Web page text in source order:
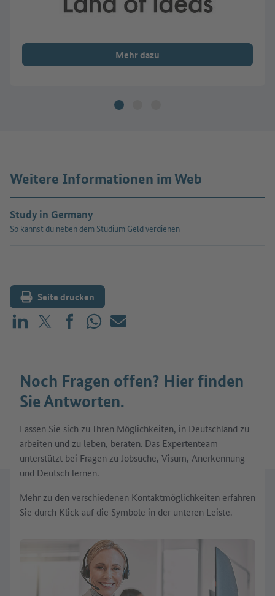
Mehr dazu
Weitere Informationen im Web
Study in Germany
So kannst du neben dem Studium Geld verdienen
Seite drucken
Teilen auf LinkedIn
Teilen auf X (vorher: Twitter)
Teilen auf Facebook
Teilen auf WhatsApp
Mailen
Noch Fragen offen? Hier finden
Sie Antworten.
Lassen Sie sich zu Ihren Möglichkeiten, in Deutschland zu
arbeiten und zu leben, beraten. Das Expertenteam
unterstützt bei Fragen zu Jobsuche, Visum, Anerkennung
und Deutsch lernen.
Mehr zu den verschiedenen Kontaktmöglichkeiten erfahren
Sie durch Klick auf die Symbole in der unteren Leiste.